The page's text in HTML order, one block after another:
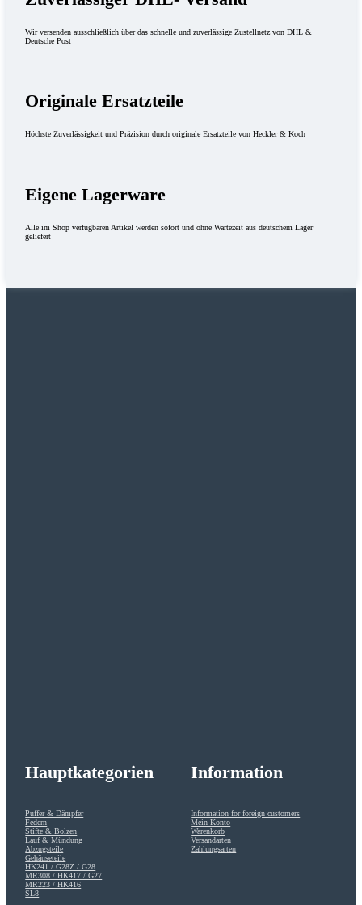
Wir versenden ausschließlich über das schnelle und zuverlässige Zustellnetz von DHL &
Deutsche Post
Originale Ersatzteile
Höchste Zuverlässigkeit und Präzision durch originale Ersatzteile von Heckler & Koch
Eigene Lagerware
Alle im Shop verfügbaren Artikel werden sofort und ohne Wartezeit aus deutschem Lager
geliefert
Hauptkategorien
Puffer & Dämpfer
Federn
Stifte & Bolzen
Lauf & Mündung
Abzugsteile
Gehäuseteile
HK241 / G28Z / G28
MR308 / HK417 / G27
MR223 / HK416
SL8
Information
Information for foreign customers
Mein Konto
Warenkorb
Versandarten
Zahlungsarten